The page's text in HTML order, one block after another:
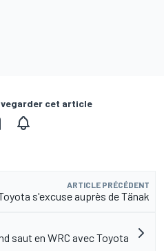
cet article
ARTICLE PRÉCÉDENT
s'excuse auprès de Tänak
saut en WRC avec Toyota